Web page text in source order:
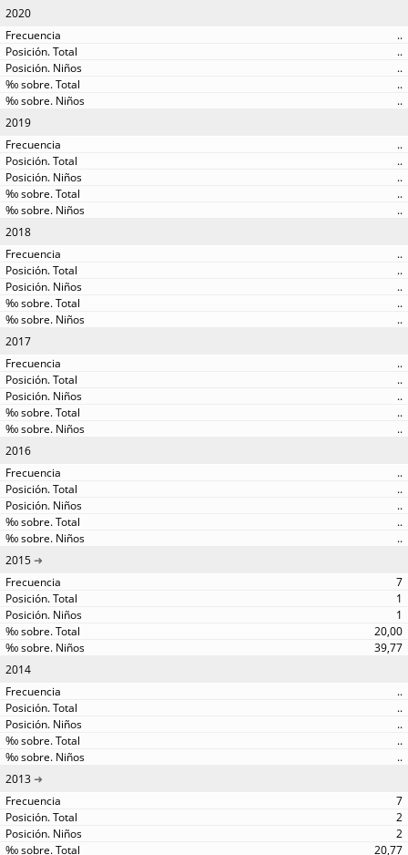
2020
..
..
..
..
..
2019
..
..
..
..
..
2018
..
..
..
..
..
2017
..
..
..
..
..
2016
..
..
..
..
..
2015
7
1
1
20,00
39,77
2014
..
..
..
..
..
2013
7
2
2
20,77